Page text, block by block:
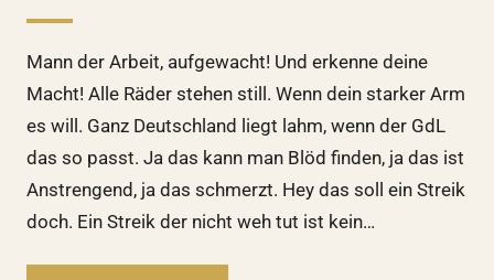
Mann der Arbeit, aufgewacht! Und erkenne deine
Macht! Alle Räder stehen still. Wenn dein starker Arm
es will. Ganz Deutschland liegt lahm, wenn der GdL
das so passt. Ja das kann man Blöd finden, ja das ist
Anstrengend, ja das schmerzt. Hey das soll ein Streik
doch. Ein Streik der nicht weh tut ist kein…